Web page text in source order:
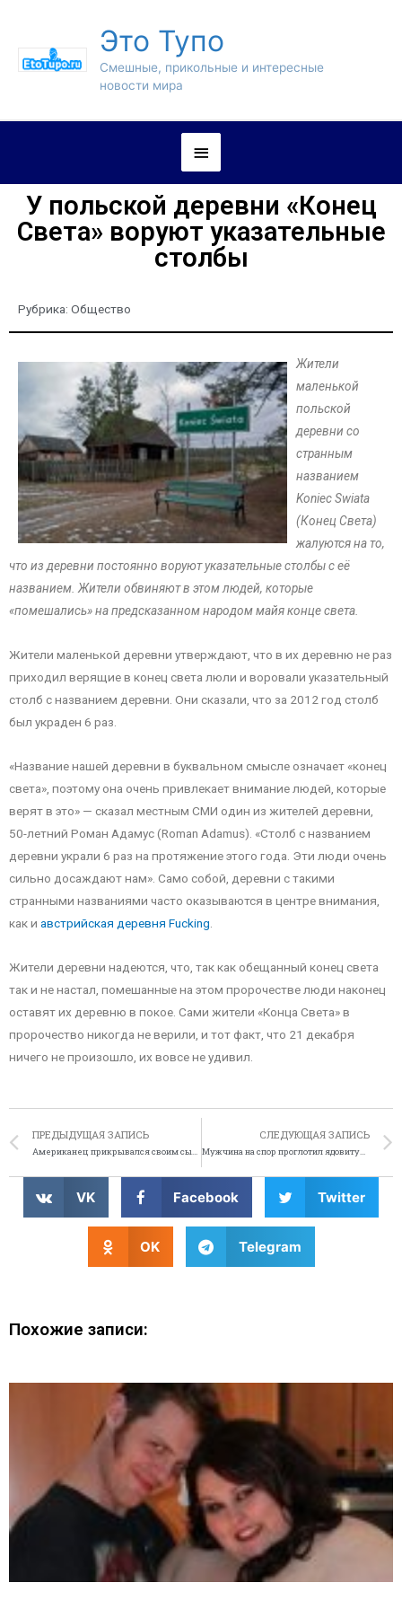
Это Тупо
Смешные, прикольные и интересные
новости мира
У польской деревни «Конец
Света» воруют указательные
столбы
Рубрика: Общество
Жители
маленькой
польской
деревни со
странным
названием
Koniec Swiata
(Конец Света)
жалуются на то,
что из деревни постоянно воруют указательные столбы с её
названием. Жители обвиняют в этом людей, которые
«помешались» на предсказанном народом майя конце света.
Жители маленькой деревни утверждают, что в их деревню не раз
приходил верящие в конец света люли и воровали указательный
столб с названием деревни. Они сказали, что за 2012 год столб
был украден 6 раз.
«Название нашей деревни в буквальном смысле означает «конец
света», поэтому она очень привлекает внимание людей, которые
верят в это» — сказал местным СМИ один из жителей деревни,
50-летний Роман Адамус (Roman Adamus). «Столб с названием
деревни украли 6 раз на протяжение этого года. Эти люди очень
сильно досаждают нам». Само собой, деревни с такими
странными названиями часто оказываются в центре внимания,
как и австрийская деревня Fucking
Жители деревни надеются, что, так как обещанный конец света
так и не настал, помешанные на этом пророчестве люди наконец
оставят их деревню в покое. Сами жители «Конца Света» в
пророчество никогда не верили, и тот факт, что 21 декабря
ничего не произошло, их вовсе не удивил.
ПРЕДЫДУЩАЯ ЗАПИСЬ
Американец прикрывался своим сыном от полицейских
СЛЕДУЮЩАЯ ЗАПИСЬ
Мужчина на спор проглотил ядовитую змею
VK Facebook Twitter
OK Telegram
Похожие записи: